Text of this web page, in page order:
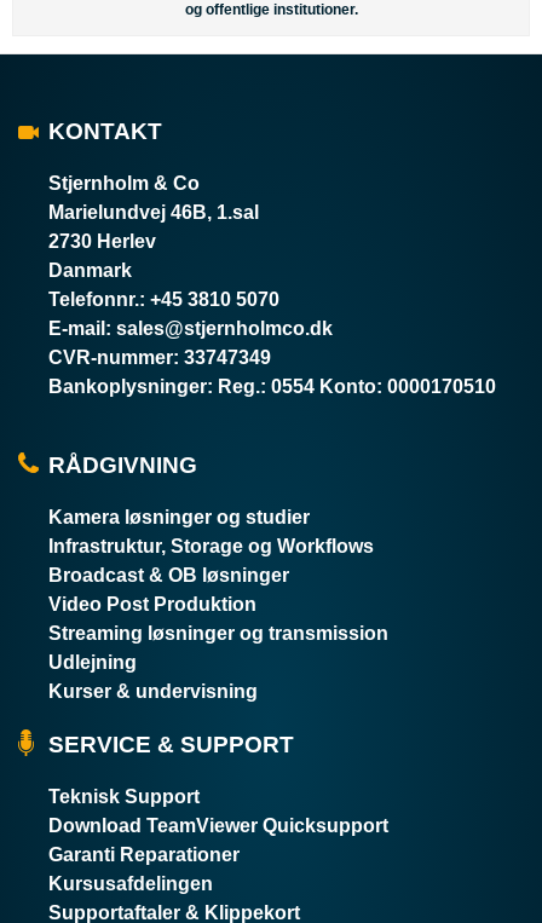
og offentlige institutioner.
KONTAKT
Stjernholm & Co
Marielundvej 46B, 1.sal
2730 Herlev
Danmark
Telefonnr.: +45 3810 5070
E-mail : sales@stjernholmco.dk
CVR-nummer: 33747349
Bankoplysninger: Reg.: 0554 Konto: 0000170510
RÅDGIVNING
Kamera løsninger og studier
Infrastruktur, Storage og Workflows
Broadcast & OB løsninger
Video Post Produktion
Streaming løsninger og transmission
Udlejning
Kurser & undervisning
SERVICE & SUPPORT
Teknisk Support
Download TeamViewer Quicksupport
Garanti Reparationer
Kursusafdelingen
Supportaftaler & Klippekort